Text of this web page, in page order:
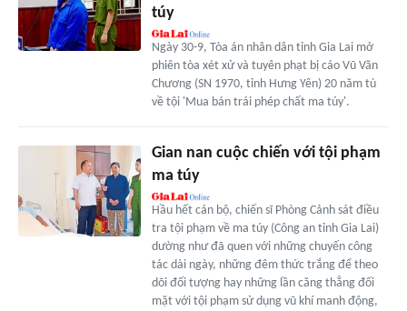
túy
Ngày 30-9, Tòa án nhân dân tỉnh Gia Lai mở
phiên tòa xét xử và tuyên phạt bị cáo Vũ Văn
Chương (SN 1970, tỉnh Hưng Yên) 20 năm tù
về tội 'Mua bán trái phép chất ma túy'.
Gian nan cuộc chiến với tội phạm
ma túy
Hầu hết cán bộ, chiến sĩ Phòng Cảnh sát điều
tra tội phạm về ma túy (Công an tỉnh Gia Lai)
dường như đã quen với những chuyến công
tác dài ngày, những đêm thức trắng để theo
dõi đối tượng hay những lần căng thẳng đối
mặt với tội phạm sử dụng vũ khí manh động,